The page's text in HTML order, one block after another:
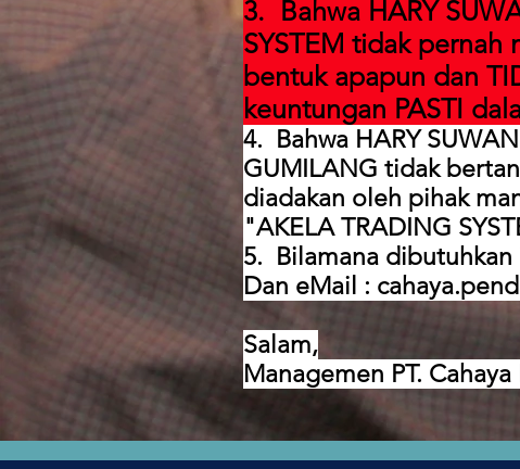
3. Bahwa HARY
SYSTEM tidak
bentuk apapun dan
keuntungan PASTI
4. Bahwa HARY
GUMILANG tidak
diadakan oleh pihak
"AKELA TRADING
5. Bilamana dibutuhkan
Dan eMail :
Salam,
Managemen PT.